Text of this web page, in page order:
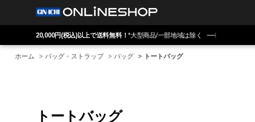
20,000円(税込)以上で送料無料！*大型商品/一部地域は除く
ホーム > バッグ・ストラップ > バッグ > トートバッグ
トートバッグ